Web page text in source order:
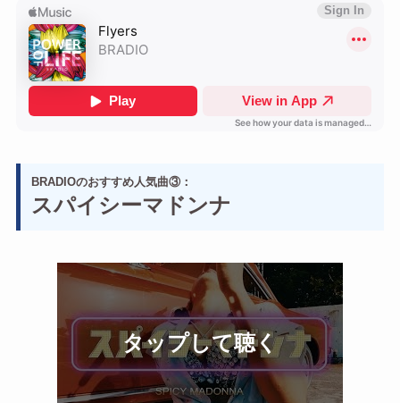
BRADIOのおすすめ人気曲③：
スパイシーマドンナ